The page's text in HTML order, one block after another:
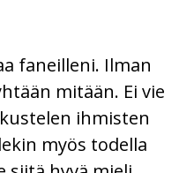
faneilleni. Ilman
mitään. Ei vie
ihmisten
myös todella